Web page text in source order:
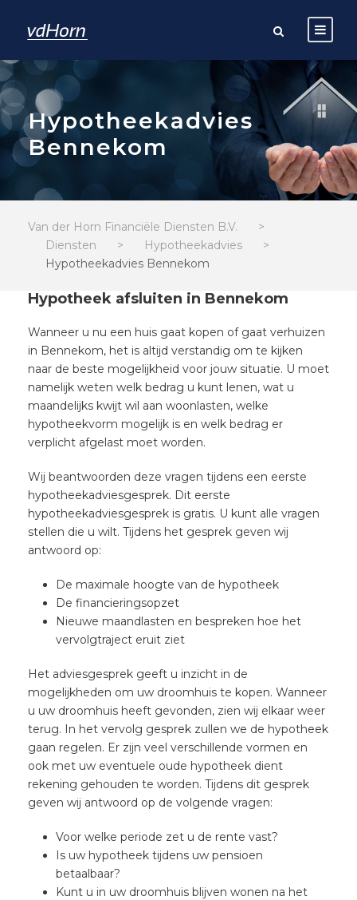
Hypotheekadvies
Bennekom
Van der Horn Financiële Diensten B.V.
>
Diensten
> Hypotheekadvies
>
Hypotheekadvies Bennekom
Hypotheek afsluiten in Bennekom
Wanneer u nu een huis gaat kopen of gaat verhuizen
in Bennekom, het is altijd verstandig om te kijken
naar de beste mogelijkheid voor jouw situatie. U moet
namelijk weten welk bedrag u kunt lenen, wat u
maandelijks kwijt wil aan woonlasten, welke
hypotheekvorm mogelijk is en welk bedrag er
verplicht afgelast moet worden.
Wij beantwoorden deze vragen tijdens een eerste
hypotheekadviesgesprek. Dit eerste
hypotheekadviesgesprek is gratis. U kunt alle vragen
stellen die u wilt. Tijdens het gesprek geven wij
antwoord op:
De maximale hoogte van de hypotheek
De financieringsopzet
Nieuwe maandlasten en bespreken hoe het
vervolgtraject eruit ziet
Het adviesgesprek geeft u inzicht in de
mogelijkheden om uw droomhuis te kopen. Wanneer
u uw droomhuis heeft gevonden, zien wij elkaar weer
terug. In het vervolg gesprek zullen we de hypotheek
gaan regelen. Er zijn veel verschillende vormen en
ook met uw eventuele oude hypotheek dient
rekening gehouden te worden. Tijdens dit gesprek
geven wij antwoord op de volgende vragen:
Voor welke periode zet u de rente vast?
Is uw hypotheek tijdens uw pensioen
betaalbaar?
Kunt u in uw droomhuis blijven wonen na het